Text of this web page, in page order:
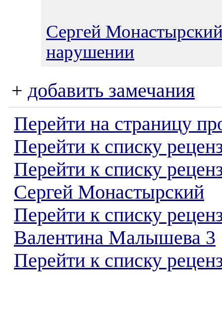
Сергей
нарушении
+ добавить замечания
Перейти на страницу
Перейти к списку
Перейти к списку
Сергей Монастырский
Перейти к списку
Валентина Малышева 3
Перейти к списку